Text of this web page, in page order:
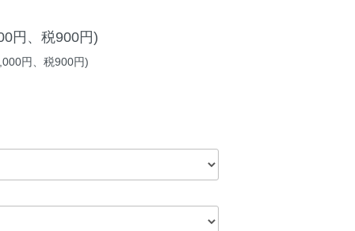
円、税900円)
円、税900円)